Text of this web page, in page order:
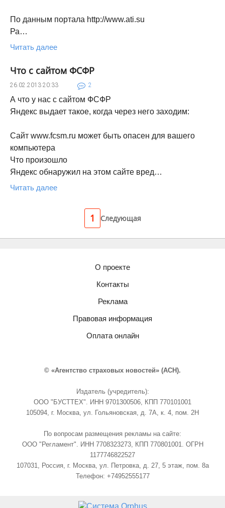
По данным портала http://www.ati.su
Ра…
Читать далее
Что с сайтом ФСФР
26.02.2013 20:33 2
А что у нас с сайтом ФСФР
Яндекс выдает такое, когда через него заходим:
Сайт www.fcsm.ru может быть опасен для вашего
компьютера
Что произошло
Яндекс обнаружил на этом сайте вред…
Читать далее
1 Следующая
О проекте
Контакты
Реклама
Правовая информация
Оплата онлайн
© «Агентство страховых новостей» (АСН).
Издатель (учредитель):
ООО "БУСТТЕХ". ИНН 9701300506, КПП 770101001
105094, г. Москва, ул. Гольяновская, д. 7А, к. 4, пом. 2Н
По вопросам размещения рекламы на сайте:
ООО "Регламент". ИНН 7708323273, КПП 770801001. ОГРН
1177746822527
107031, Россия, г. Москва, ул. Петровка, д. 27, 5 этаж, пом. 8а
Телефон: +74952555177